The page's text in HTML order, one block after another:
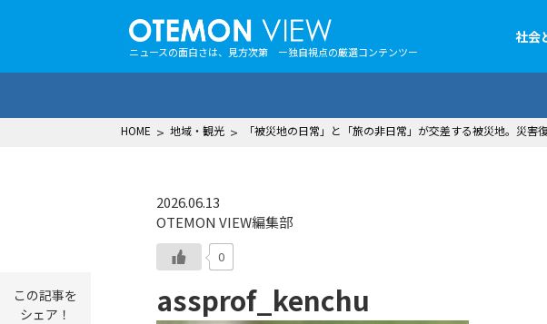
ニュースの面白さは、見方次第 ー独自視点の厳選コンテンツー
社会
HOME > 地域・観光 > 「被災地の日常」と「旅の非日常」が交差する被災地。災害
2026.06.13
OTEMON VIEW編集部
0
assprof_kenchu
この記事を
シェア！